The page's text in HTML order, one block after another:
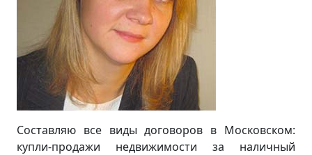
Составляю все виды договоров в Московском:
купли-продажи недвижимости за наличный